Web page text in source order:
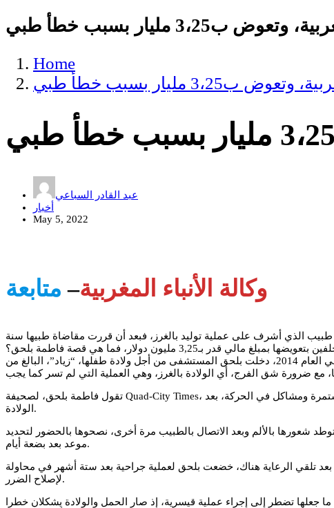
ب3،25 مليار بسبب خطأ طبي
Home
مليار بسبب خطأ طبي
عبد القادر السباعي
أخبار
May 5, 2022
وكالة الأنباء المغربية– متابعة
الذي أشرف على عملية توليد بالغرز، فبعد أن قررت مقاضاة طبيها سنة
لم تتوقع فاطمة بلحق، أن تتسبب ولادة طبيعية في معاناة صحية لها لسنوات، مع وجود مخاطر كبيرة في حال قررت الإنجاب من جديد، ففي العام 2014، دخلت بلحق المستشفى من أجل ولادة طفلها، “زياد”، البالغ من
تقول فاطمة بلحق، لصحيفة Quad-City Times، إنها لم تقع فقط ضحية خطأ طبي، إذ لم تكن في حاجة إلى عملية الشق بالغرز، ولكنها كانت ضحية سوء رعاية طبية أيضا، ما أدى إلى آلام مستمرة ومشاكل في الحركة، بعد
الولادة.
شعورها بالألم وبعد الاتصال بالطبيب مرة أخرى، نصحوها بالحضور لتحديد
موعد بعد بضعة أيام.
تلقي الرعاية هناك، خضعت بلحق لعملية جراحية بعد ستة أشهر في محاولة
لإصلاح الضرر.
جعلها تضطر إلى إجراء عملية قيسرية، إذ صار الحمل والولادة يشكلان خطرا